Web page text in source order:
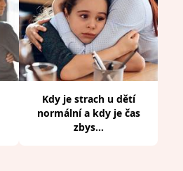
Kdy je strach u dětí
normální a kdy je čas
zbys...